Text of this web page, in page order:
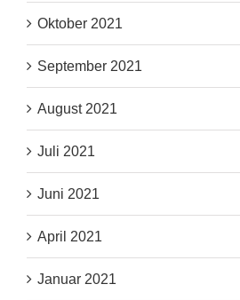
Oktober 2021
September 2021
August 2021
Juli 2021
Juni 2021
April 2021
Januar 2021